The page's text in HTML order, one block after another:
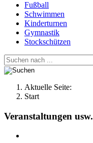
Fußball
Schwimmen
Kinderturnen
Gymnastik
Stockschützen
Aktuelle Seite:
Start
Veranstaltungen usw.